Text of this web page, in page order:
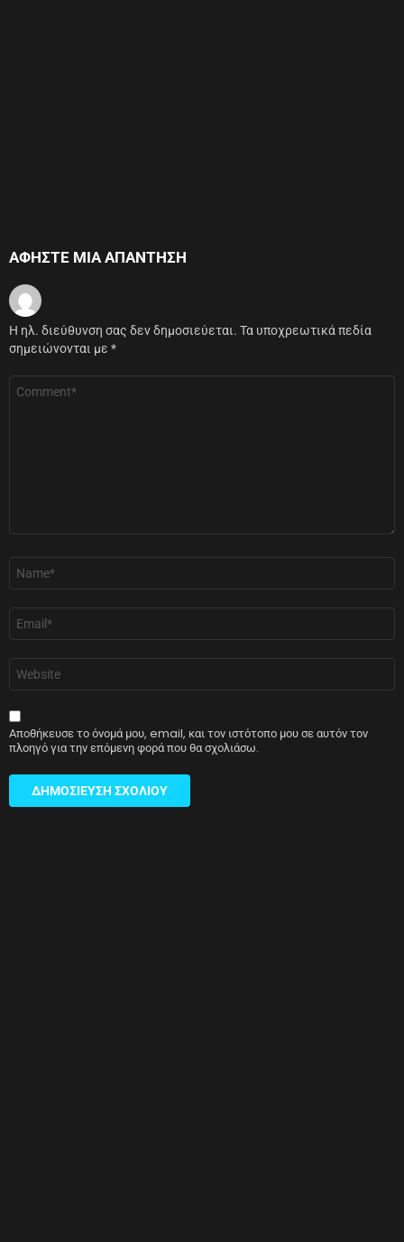
ΑΦΉΣΤΕ ΜΙΑ ΑΠΆΝΤΗΣΗ
Η ηλ. διεύθυνση σας δεν δημοσιεύεται. Τα υποχρεωτικά πεδία
σημειώνονται με *
Σχόλιο
Όνομα
Email
Ιστότοπος
Αποθήκευσε το όνομά μου, email, και τον ιστότοπο μου σε αυτόν τον
πλοηγό για την επόμενη φορά που θα σχολιάσω.